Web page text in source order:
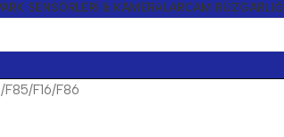
SENSÖRLERI & KAMERALARCAM RÜZGARLIĞI
F16/F86